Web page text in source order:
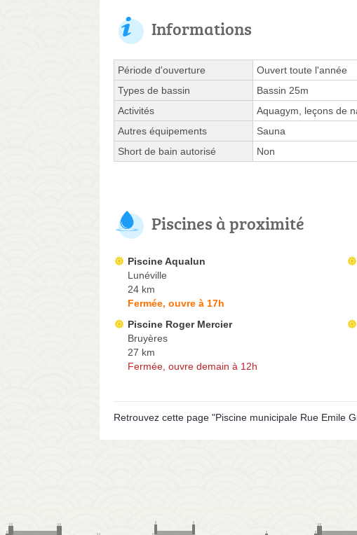
Informations
Période d'ouverture
Ouvert toute l'année
Types de bassin
Bassin 25m
Activités
Aquagym, leçons de
Autres équipements
Sauna
Short de bain autorisé
Non
Piscines à proximité
Piscine Aqualun
Lunéville
24 km
Fermée, ouvre à 17h
Piscine Roger Mercier
Bruyères
27 km
Fermée, ouvre demain à 12h
Retrouvez cette page "Piscine municipale Rue Emile